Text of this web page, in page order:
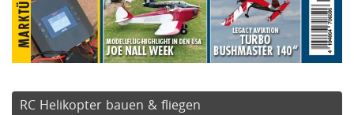
RC Helikopter bauen & fliegen